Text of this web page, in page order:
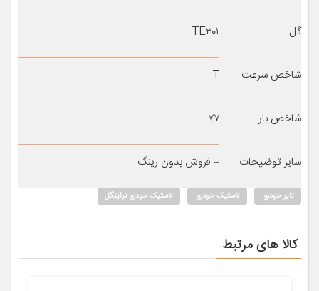
گل TE۳۰۱
شاخص سرعت T
شاخص بار ۷۷
سایر توضیحات – فروش بدون رینگ
تایر خودرو لاستیک خودرو لاستیک خودرو تراینگل
کالا های مرتبط